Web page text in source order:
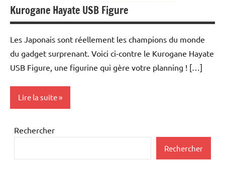
Kurogane Hayate USB Figure
Les Japonais sont réellement les champions du monde
du gadget surprenant. Voici ci-contre le Kurogane Hayate
USB Figure, une figurine qui gère votre planning ! […]
Lire la suite
Inclassables
Rechercher
Rechercher